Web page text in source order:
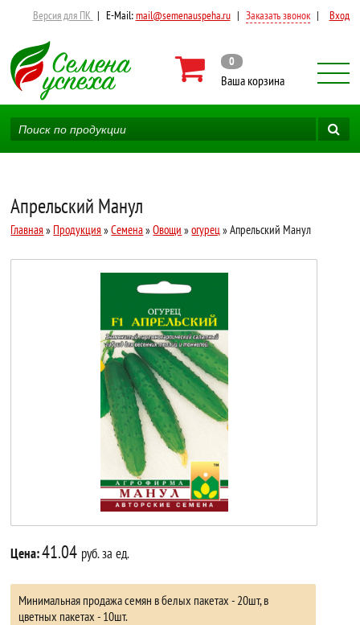
Версия для ПК | E-Mail:mail@semenauspeha.ru | Заказать звонок | Вход
0
Ваша корзина
Апрельский Манул
Главная » Продукция »Семена»Овощи »огурец » Апрельский Манул
Цена:41.04 руб. за ед.
Минимальная продажа семян в белых пакетах - 20шт, в
цветных пакетах - 10шт.